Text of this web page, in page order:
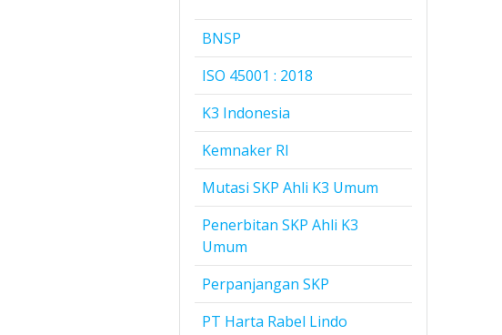
BNSP
ISO 45001 : 2018
K3 Indonesia
Kemnaker RI
Mutasi SKP Ahli K3 Umum
Penerbitan SKP Ahli K3
Umum
Perpanjangan SKP
PT Harta Rabel Lindo